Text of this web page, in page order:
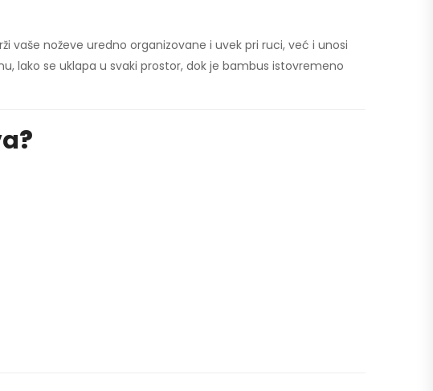
vaše noževe uredno organizovane i uvek pri ruci, već i unosi
lako se uklapa u svaki prostor, dok je bambus istovremeno
?